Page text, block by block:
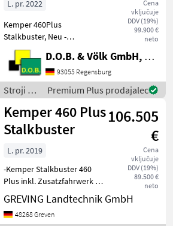
Cena
vključuje
DDV (19%)
99.900 €
neto
L. pr. 2022
Kemper 460Plus
Stalkbuster, Neu -
Neumaschine noch nicht
eingesetzt - S/N:
1KM460SGCNN141824 -
Baujahr & Model: Juli 2022 -
Mit Zusatzfahrwerk 400F
und Bayernpaket,
D.O.B. & Völk GmbH, Filiale Regensburg
93055 Regensburg
Stroji za
spravilo
-
poljedelstvo
/
Kemper
Premium Plus prodajalec
Kemper 460 Plus
Stalkbuster
106.505
€
Cena
vključuje
DDV (19%)
89.500 €
neto
L. pr. 2019
-Kemper Stalkbuster 460
Plus inkl. Zusatzfahrwerk -
Lenkhilfe Rowsense -
automatische
Höhenführung -passend für
GREVING Landtechnik GmbH
48268 Greven